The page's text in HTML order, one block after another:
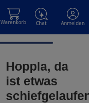
Warenkorb Chat Anmelden
Hoppla, da
ist etwas